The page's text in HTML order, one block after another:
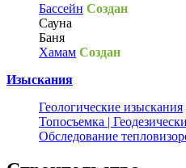
Бассейн Создан
Сауна
Баня
Хамам Создан
Изыскания
Геологические изыскания
Топосъемка |
Обследование